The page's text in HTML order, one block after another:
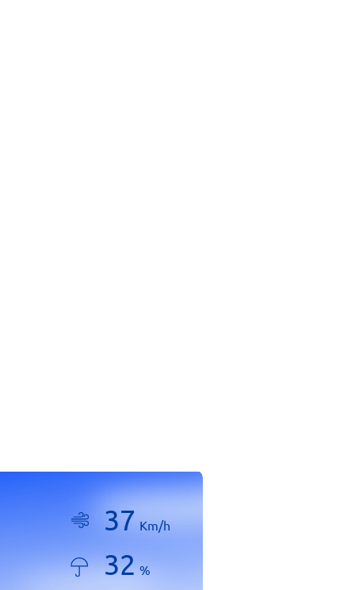
37 Km/h
32 %